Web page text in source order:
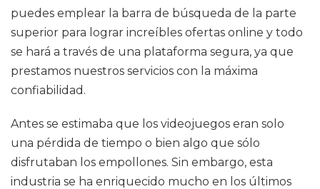
puedes emplear la barra de búsqueda de la parte
superior para lograr increíbles ofertas online y todo
se hará a través de una plataforma segura, ya que
prestamos nuestros servicios con la máxima
confiabilidad.
Antes se estimaba que los videojuegos eran solo
una pérdida de tiempo o bien algo que sólo
disfrutaban los empollones. Sin embargo, esta
industria se ha enriquecido mucho en los últimos